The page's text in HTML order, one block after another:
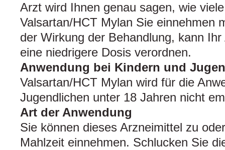
Arzt wird Ihnen genau sagen, wie
Valsartan/HCT Mylan Sie einnehmen
der Wirkung der Behandlung, kann
eine niedrigere Dosis verordnen.
Anwendung bei Kindern und
Valsartan/HCT Mylan wird für die
Jugendlichen unter 18 Jahren nicht
Art der Anwendung
Sie können dieses Arzneimittel zu
Mahlzeit einnehmen. Schlucken Sie